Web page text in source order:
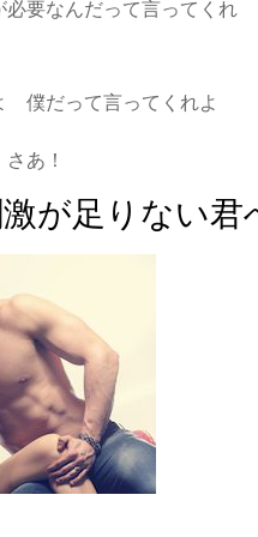
要なんだって言ってくれ
僕だって言ってくれよ
あ！
が足りない君